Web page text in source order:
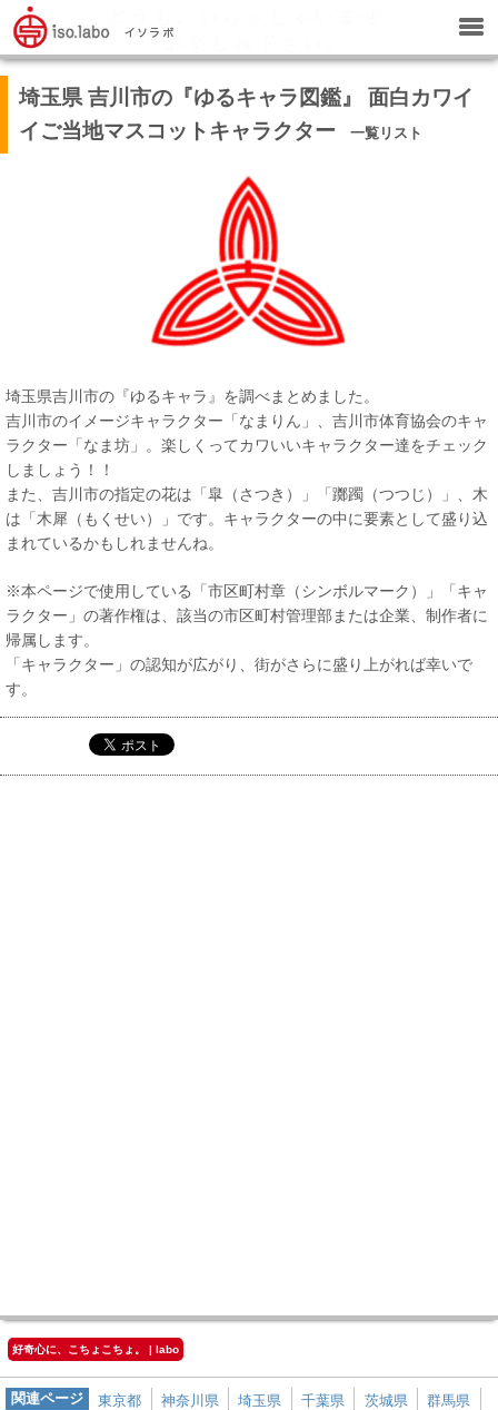
埼玉県 吉川市の『ゆるキャラ図鑑』 面白カワイ
イご当地マスコットキャラクター
一覧リスト
埼玉県吉川市の『ゆるキャラ』を調べまとめました。
吉川市のイメージキャラクター「なまりん」、吉川市体育協会のキャ
ラクター「なま坊」。楽しくってカワいいキャラクター達をチェック
しましょう！！
また、吉川市の指定の花は「皐（さつき）」「躑躅（つつじ）」、木
は「木犀（もくせい）」です。キャラクターの中に要素として盛り込
まれているかもしれませんね。
※本ページで使用している「市区町村章（シンボルマーク）」「キャ
ラクター」の著作権は、該当の市区町村管理部または企業、制作者に
帰属します。
「キャラクター」の認知が広がり、街がさらに盛り上がれば幸いで
す。
好奇心に、こちょこちょ。 | labo
関連ページ 東京都 神奈川県 埼玉県 千葉県 茨城県
群馬県